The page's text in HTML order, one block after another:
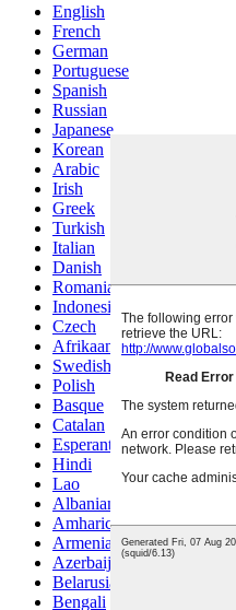
English
French
German
Portuguese
Spanish
Russian
Japanese
Korean
Arabic
Irish
Greek
Turkish
Italian
Danish
Romanian
Indonesian
Czech
Afrikaans
Swedish
Polish
Basque
Catalan
Esperanto
Hindi
Lao
Albanian
Amharic
Armenian
Azerbaijani
Belarusian
Bengali